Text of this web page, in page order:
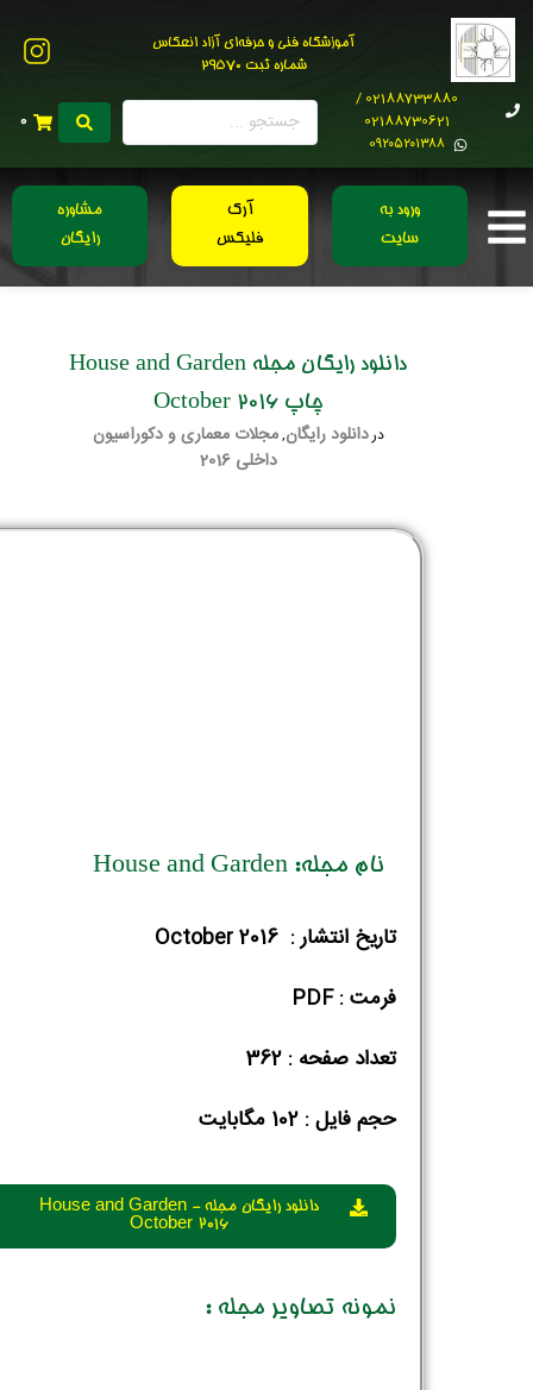
آموزشگاه فنی و حرفه‌ای آزاد انعکاس
شماره ثبت 29570
02188733880 /
02188730621
0۹۲۰۵۲۰۱۳۸۸
0
ورود به
سایت
آرک
فلیکس
مشاوره
رایگان
دانلود رایگان مجله House and Garden
چاپ October 2016
دردانلود رایگان,مجلات معماری و دکوراسیون
داخلی 2016
نام مجله: House and Garden
تاریخ انتشار : October 2016
فرمت : PDF
تعداد صفحه : 362
حجم فایل :‌ 102 مگابایت
دانلود رایگان مجله House and Garden -
October 2016
نمونه تصاویر مجله :